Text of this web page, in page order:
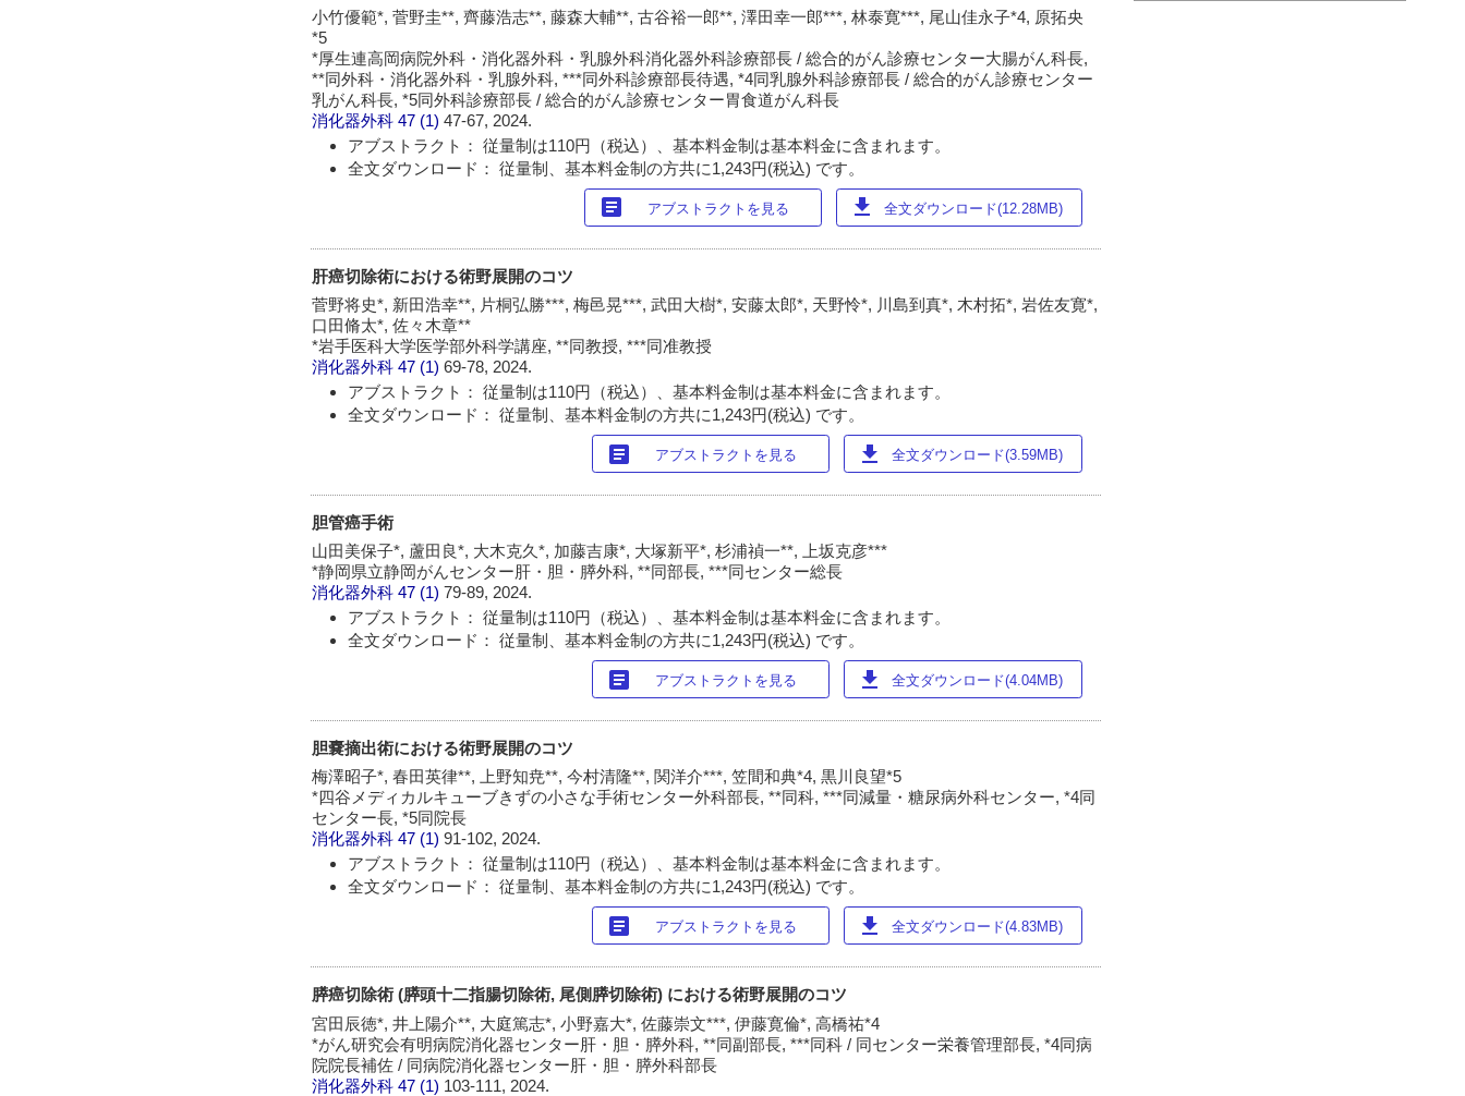
小竹優範*, 菅野圭**, 齊藤浩志**, 藤森大輔**, 古谷裕一郎**, 澤田幸一郎***, 林泰寛***, 尾山佳永子*4, 原拓央
*5
*厚生連高岡病院外科・消化器外科・乳腺外科消化器外科診療部長 / 総合的がん診療センター大腸がん科長,
**同外科・消化器外科・乳腺外科, ***同外科診療部長待遇, *4同乳腺外科診療部長 / 総合的がん診療センター
乳がん科長, *5同外科診療部長 / 総合的がん診療センター胃食道がん科長
消化器外科 47 (1)47-67, 2024.
アブストラクト： 従量制は110円（税込）、基本料金制は基本料金に含まれます。
全文ダウンロード： 従量制、基本料金制の方共に1,243円(税込) です。
article アブストラクトを見る download 全文ダウンロード(12.28MB)
肝癌切除術における術野展開のコツ
菅野将史*, 新田浩幸**, 片桐弘勝***, 梅邑晃***, 武田大樹*, 安藤太郎*, 天野怜*, 川島到真*, 木村拓*, 岩佐友寛*,
口田脩太*, 佐々木章**
*岩手医科大学医学部外科学講座, **同教授, ***同准教授
消化器外科 47 (1)69-78, 2024.
アブストラクト： 従量制は110円（税込）、基本料金制は基本料金に含まれます。
全文ダウンロード： 従量制、基本料金制の方共に1,243円(税込) です。
article アブストラクトを見る download 全文ダウンロード(3.59MB)
胆管癌手術
山田美保子*, 蘆田良*, 大木克久*, 加藤吉康*, 大塚新平*, 杉浦禎一**, 上坂克彦***
*静岡県立静岡がんセンター肝・胆・膵外科, **同部長, ***同センター総長
消化器外科 47 (1)79-89, 2024.
アブストラクト： 従量制は110円（税込）、基本料金制は基本料金に含まれます。
全文ダウンロード： 従量制、基本料金制の方共に1,243円(税込) です。
article アブストラクトを見る download 全文ダウンロード(4.04MB)
胆嚢摘出術における術野展開のコツ
梅澤昭子*, 春田英律**, 上野知尭**, 今村清隆**, 関洋介***, 笠間和典*4, 黒川良望*5
*四谷メディカルキューブきずの小さな手術センター外科部長, **同科, ***同減量・糖尿病外科センター, *4同
センター長, *5同院長
消化器外科 47 (1)91-102, 2024.
アブストラクト： 従量制は110円（税込）、基本料金制は基本料金に含まれます。
全文ダウンロード： 従量制、基本料金制の方共に1,243円(税込) です。
article アブストラクトを見る download 全文ダウンロード(4.83MB)
膵癌切除術 (膵頭十二指腸切除術, 尾側膵切除術) における術野展開のコツ
宮田辰徳*, 井上陽介**, 大庭篤志*, 小野嘉大*, 佐藤崇文***, 伊藤寛倫*, 高橋祐*4
*がん研究会有明病院消化器センター肝・胆・膵外科, **同副部長, ***同科 / 同センター栄養管理部長, *4同病
院院長補佐 / 同病院消化器センター肝・胆・膵外科部長
消化器外科 47 (1) 103-111, 2024.